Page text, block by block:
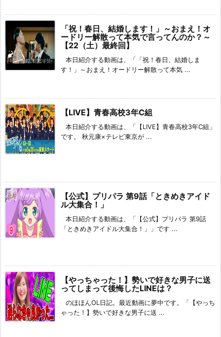
「祝！春日、結婚します！」～おまえ！オ
ードリー解散って本気で言ってんのか？～
【22（土）最終回】
本日紹介する動画は、「「祝！春日、結婚しま
す！」～おまえ！オードリー解散って本気 ...
【LIVE】青春高校3年C組
本日紹介する動画は、「【LIVE】青春高校3年C組」
です。 秋元康×テレビ東京が ...
【公式】プリパラ 第9話「ときめきアイド
ル大集合！」
本日紹介する動画は、「【公式】プリパラ 第9話
「ときめきアイドル大集合！」」です ...
【やっちゃった！】勢いで好きな男子に送
ってしまって後悔したLINEは？
のほほんOL日記。最近動画に夢中です。「【やっち
ゃった！】勢いで好きな男子に送 ...